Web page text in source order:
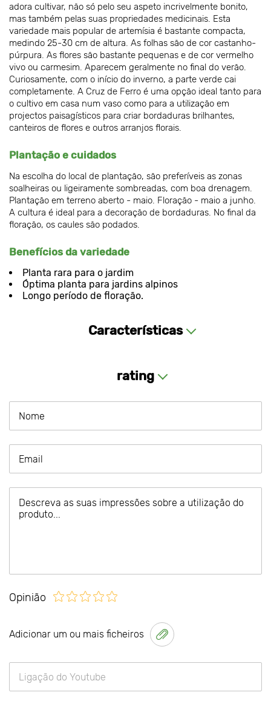
adora cultivar, não só pelo seu aspeto incrivelmente bonito,
mas também pelas suas propriedades medicinais. Esta
variedade mais popular de artemísia é bastante compacta,
medindo 25-30 cm de altura. As folhas são de cor castanho-
púrpura. As flores são bastante pequenas e de cor vermelho
vivo ou carmesim. Aparecem geralmente no final do verão.
Curiosamente, com o início do inverno, a parte verde cai
completamente. A Cruz de Ferro é uma opção ideal tanto para
o cultivo em casa num vaso como para a utilização em
projectos paisagísticos para criar bordaduras brilhantes,
canteiros de flores e outros arranjos florais.
Plantação e cuidados
Na escolha do local de plantação, são preferíveis as zonas
soalheiras ou ligeiramente sombreadas, com boa drenagem.
Plantação em terreno aberto - maio. Floração - maio a junho.
A cultura é ideal para a decoração de bordaduras. No final da
floração, os caules são podados.
Benefícios da variedade
Planta rara para o jardim
Óptima planta para jardins alpinos
Longo período de floração.
Características
rating
Opinião
Adicionar um ou mais ficheiros